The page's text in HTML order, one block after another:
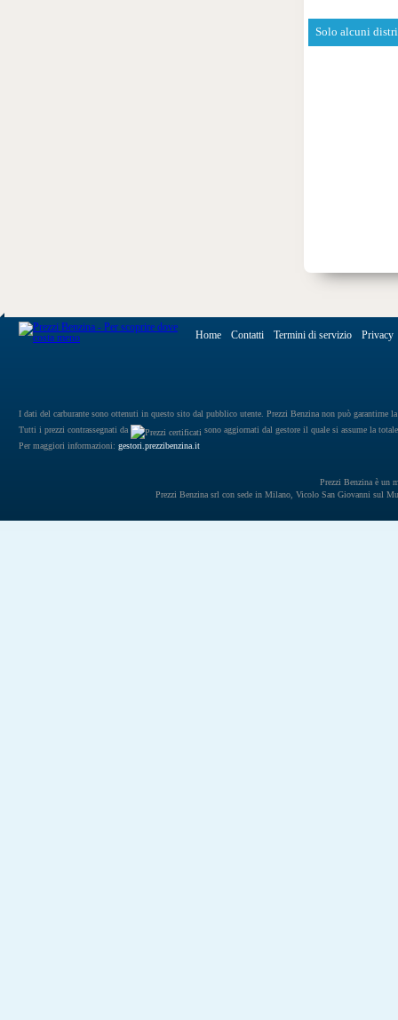
Solo alcuni
Home Contatti Termini di servizio Privacy
I dati del carburante sono ottenuti in questo sito dal pubblico utente. Prezzi Benzina non può garantirne
Tutti i prezzi contrassegnati da
sono aggiornati dal gestore il quale si assume la
Per maggiori informazioni: gestori.prezzibenzina.it
Prezzi Benzina è un
Prezzi Benzina srl con sede in Milano, Vicolo San Giovanni sul